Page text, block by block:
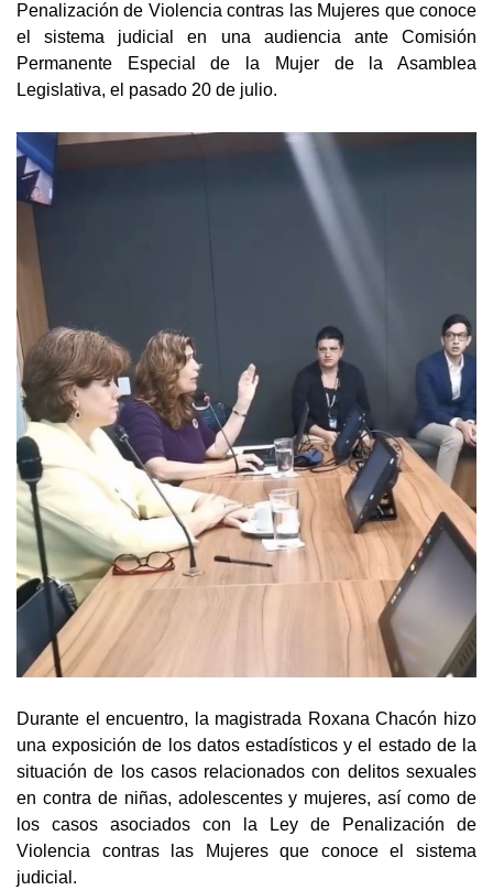
Penalización de Violencia contras las Mujeres que conoce
el sistema judicial en una audiencia ante Comisión
Permanente Especial de la Mujer de la Asamblea
Legislativa, el pasado 20 de julio.
Durante el encuentro, la magistrada Roxana Chacón hizo
una exposición de los datos estadísticos y el estado de la
situación de los casos relacionados con delitos sexuales
en contra de niñas, adolescentes y mujeres, así como de
los casos asociados con la Ley de Penalización de
Violencia contras las Mujeres que conoce el sistema
judicial.